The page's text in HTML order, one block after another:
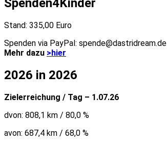
Spenden4Kinder
Stand: 335,00 Euro
Spenden via PayPal: spende@dastridream.de
Mehr dazu >hier
2026 in 2026
Zielerreichung / Tag – 1.07.26
dvon: 808,1 km / 80,0 %
avon: 687,4 km / 68,0 %